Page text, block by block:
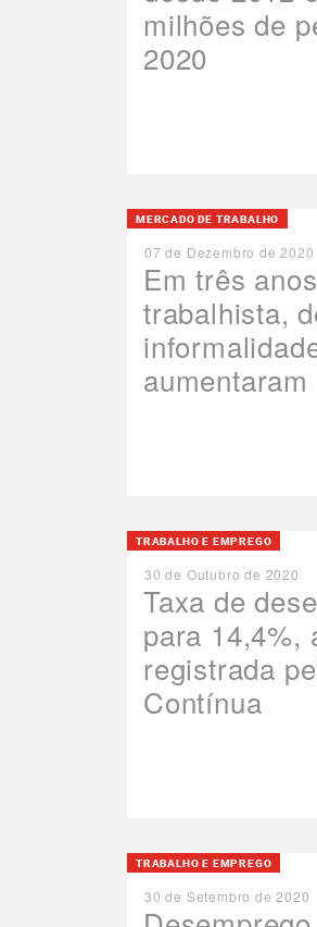
milhões de
2020
Em três
trabalhista,
aumentaram
MERCADO DE TRABALHO
07 de Dezembro de 2020
Taxa de
para 14,4%,
registrada
Contínua
TRABALHO E EMPREGO
30 de Outubro de 2020
TRABALHO E EMPREGO
30 de Setembro de 2020